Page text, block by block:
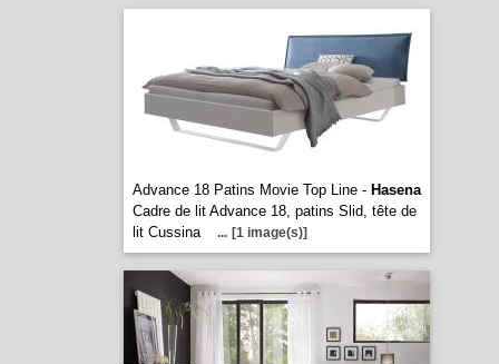
Advance 18 Patins Movie Top Line - Hasena
Cadre de lit Advance 18, patins Slid, tête de
lit Cussina
... [1 image(s)]